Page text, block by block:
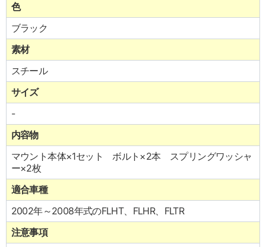
色
ブラック
素材
スチール
サイズ
-
内容物
マウント本体×1セット ボルト×2本 スプリングワッシャ
ー×2枚
適合車種
2002年～2008年式のFLHT、FLHR、FLTR
注意事項